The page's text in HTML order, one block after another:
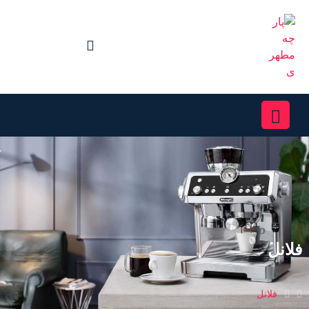
فلانل
فلانل